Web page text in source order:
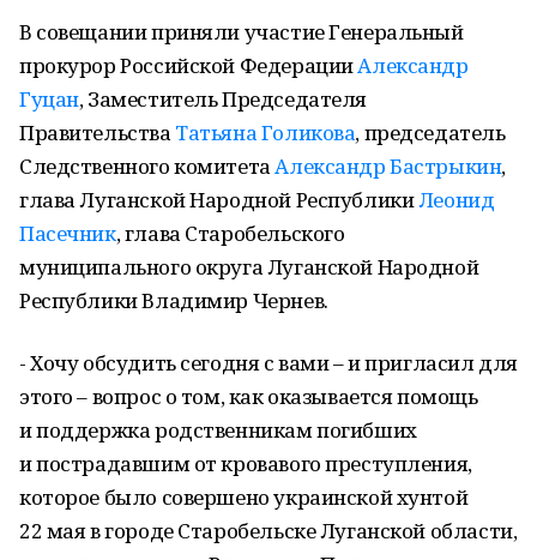
В совещании приняли участие Генеральный
прокурор Российской ФедерацииАлександр
Гуцан, Заместитель Председателя
Правительства Татьяна Голикова, председатель
Следственного комитетаАлександр Бастрыкин,
глава Луганской Народной РеспубликиЛеонид
Пасечник, глава Старобельского
муниципального округа Луганской Народной
Республики Владимир Чернев.
- Хочу обсудить сегодня с вами – и пригласил для
этого – вопрос о том, как оказывается помощь
и поддержка родственникам погибших
и пострадавшим от кровавого преступления,
которое было совершено украинской хунтой
22 мая в городе Старобельске Луганской области,